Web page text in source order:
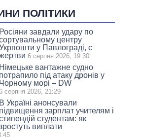
ПОЛІТИКИ
Росіяни завдали удару по
центру
у Павлограді, є
6 серпня 2026, 19:30
Німецьке вантажне судно
потрапило під атаку дронів у
Чорному морі – DW
серпня 2026, 21:29
В Україні анонсували
підвищення зарплат учителям і
студентам: як
виплати